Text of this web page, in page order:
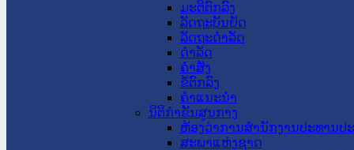
ມະຕິຕົກລົງ
ລັດຖະບັນຍັດ
ລັດຖະດໍາລັດ
ດໍາລັດ
ຄໍາສັ່ງ
ຂໍ້ຕົກລົງ
ຄໍາແນະນໍາ
ນິຕິກໍາຂັ້ນສູນກາງ
ຫ້ອງວ່າການສໍານັກງານປະທານປ
ສະພາແຫ່ງຊາດ